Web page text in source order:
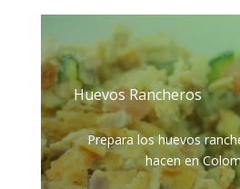
Huevos Rancheros
Prepara los huevos
hacen en